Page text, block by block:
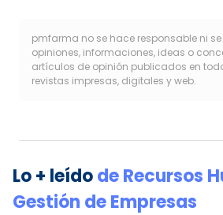
pmfarma no se hace responsable ni
opiniones, informaciones, ideas o
artículos de opinión publicados en
revistas impresas, digitales y web.
Lo + leídodeRecursos
Gestión de Empresas